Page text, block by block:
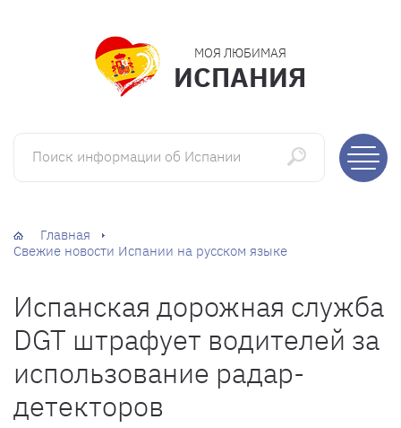
МОЯ ЛЮБИМАЯ
ИСПАНИЯ
Поиск информации об Испании
Главная
Свежие новости Испании на русском языке
Испанская дорожная служба
DGT штрафует водителей за
использование радар-
детекторов